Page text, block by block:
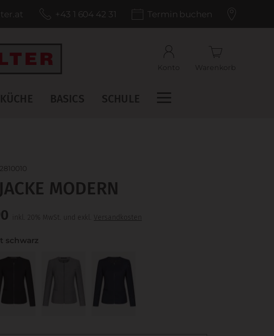
+43 1 604 42 31 Termin buchen
Konto
Warenkorb
KÜCHE BASICS SCHULE
MODERN
inkl. 20% MwSt. und exkl. Versandkosten
schwarz